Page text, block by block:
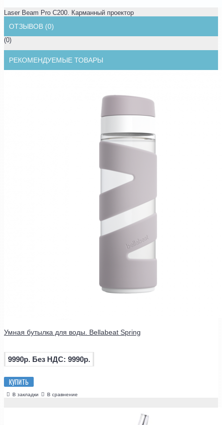
Laser Beam Pro C200. Карманный проектор
ОТЗЫВОВ (0)
(0)
РЕКОМЕНДУЕМЫЕ ТОВАРЫ
Умная бутылка для воды. Bellabeat Spring
9990р. Без НДС: 9990р.
КУПИТЬ
В закладки В сравнение